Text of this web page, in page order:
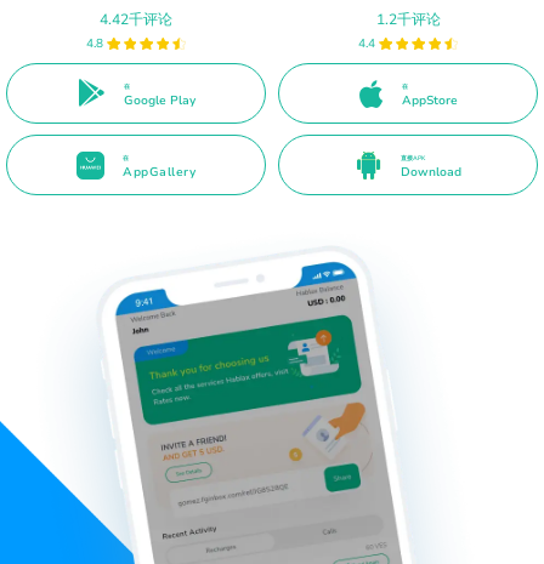
4.42千评论
4.8
在
Google Play
1.2千评论
4.4
在
AppStore
在
AppGallery
直接APK
Download